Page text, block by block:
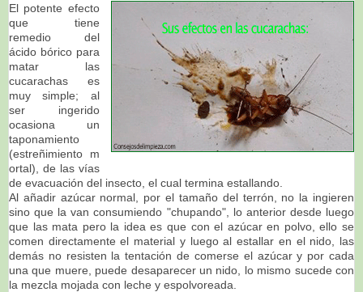
El potente efecto
que tiene
remedio del
ácido bórico para
matar las
cucarachas es
muy simple; al
ser ingerido
ocasiona un
taponamiento
(estreñimiento m
ortal), de las vías
de evacuación del insecto, el cual termina estallando.
Al añadir azúcar normal, por el tamaño del terrón, no la ingieren
sino que la van consumiendo "chupando", lo anterior desde luego
que las mata pero la idea es que con el azúcar en polvo, ello se
comen directamente el material y luego al estallar en el nido, las
demás no resisten la tentación de comerse el azúcar y por cada
una que muere, puede desaparecer un nido, lo mismo sucede con
la mezcla mojada con leche y espolvoreada.